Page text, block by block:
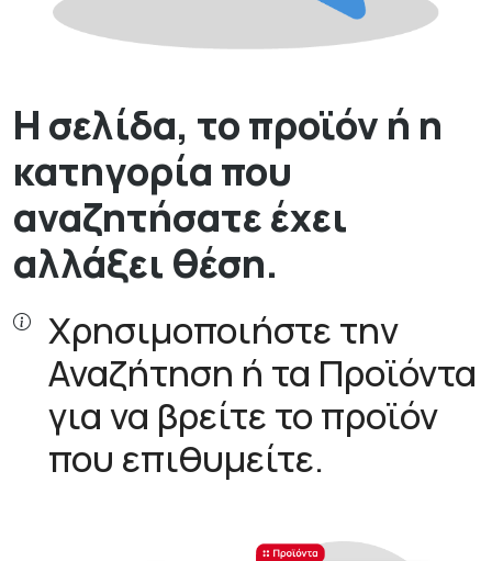
Η σελίδα, το προϊόν ή η
κατηγορία που
αναζητήσατε έχει
αλλάξει θέση.
Χρησιμοποιήστε την
Αναζήτηση ή τα Προϊόντα
για να βρείτε το προϊόν
που επιθυμείτε.